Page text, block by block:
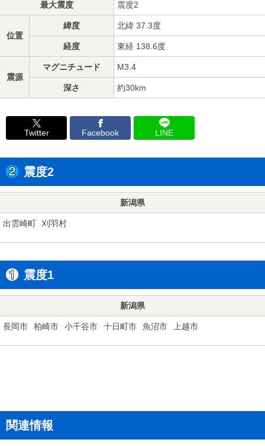
最大震度 震度2
位置
緯度 北緯 37.3度
経度 東経 138.6度
震源
マグニチュード M3.4
深さ 約30km
Twitter Facebook LINE
震度2
新潟県
出雲崎町 刈羽村
震度1
新潟県
長岡市 柏崎市 小千谷市 十日町市 魚沼市 上越市
関連情報